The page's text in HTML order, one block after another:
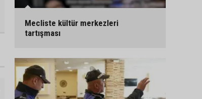
Mecliste kültür merkezleri
tartışması